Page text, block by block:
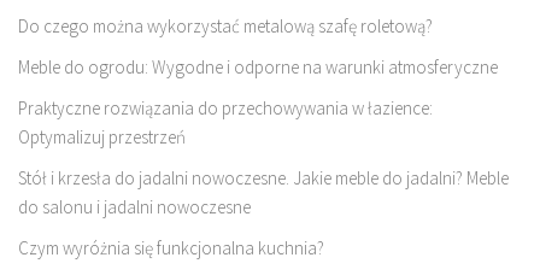
Do czego można wykorzystać metalową szafę roletową?
Meble do ogrodu: Wygodne i odporne na warunki atmosferyczne
Praktyczne rozwiązania do przechowywania w łazience:
Optymalizuj przestrzeń
Stół i krzesła do jadalni nowoczesne. Jakie meble do jadalni? Meble
do salonu i jadalni nowoczesne
Czym wyróżnia się funkcjonalna kuchnia?